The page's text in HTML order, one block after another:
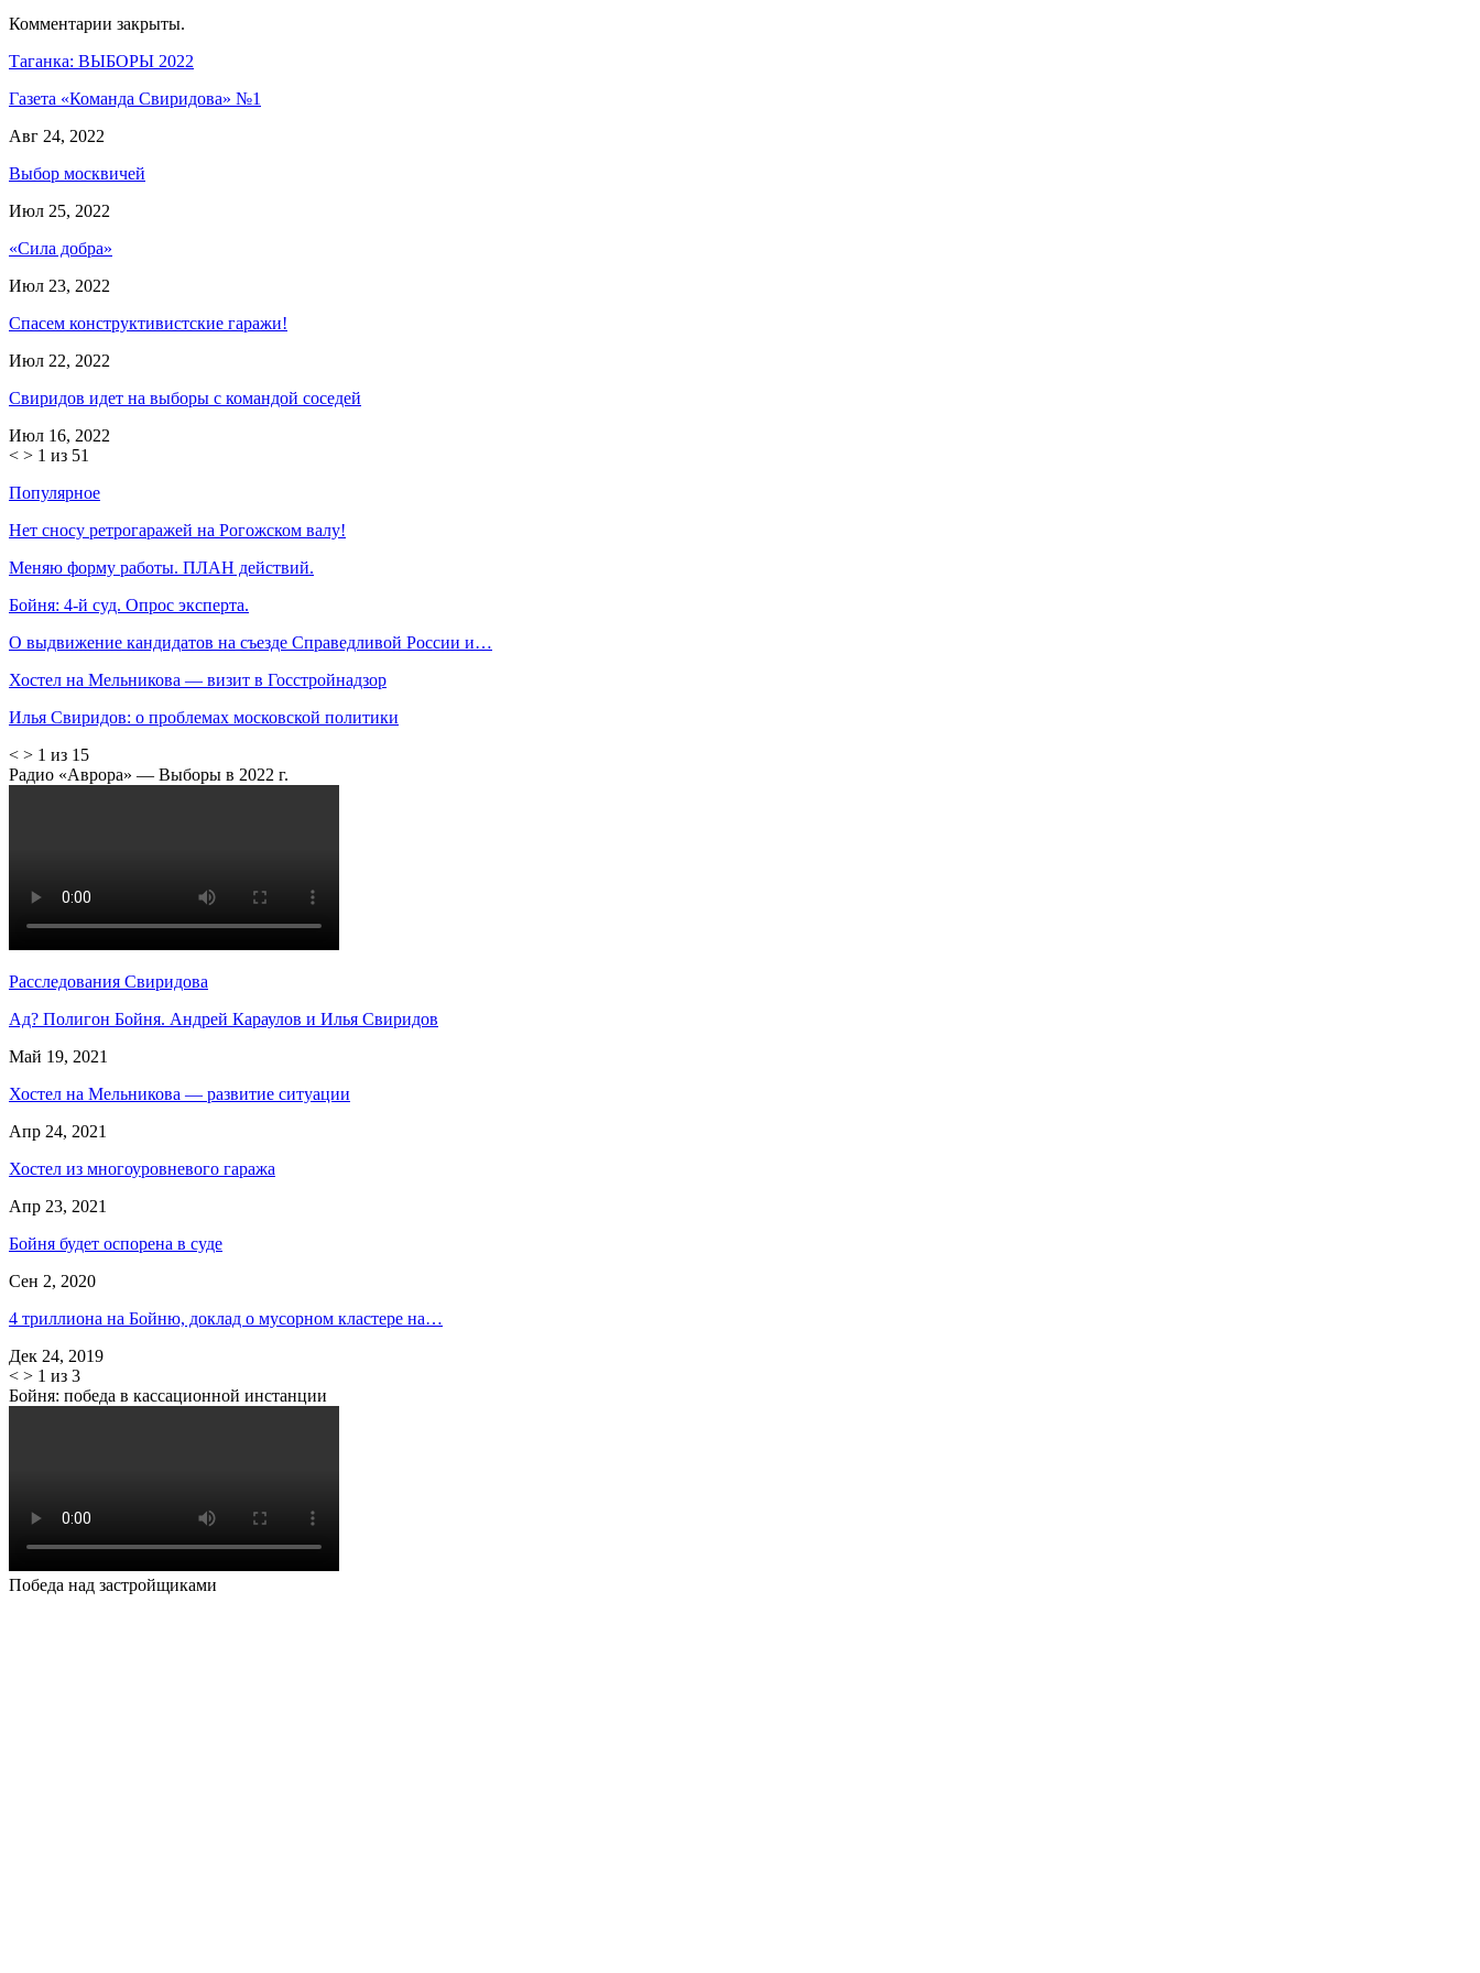
Комментарии закрыты.
Таганка: ВЫБОРЫ 2022
Газета «Команда Свиридова» №1
Авг 24, 2022
Выбор москвичей
Июл 25, 2022
«Сила добра»
Июл 23, 2022
Спасем конструктивистские гаражи!
Июл 22, 2022
Свиридов идет на выборы с командой соседей
Июл 16, 2022
< > 1 из 51
Популярное
Нет сносу ретрогаражей на Рогожском валу!
Меняю форму работы. ПЛАН действий.
Бойня: 4-й суд. Опрос эксперта.
О выдвижение кандидатов на съезде Справедливой России и…
Хостел на Мельникова — визит в Госстройнадзор
Илья Свиридов: о проблемах московской политики
< > 1 из 15
Радио «Аврора» — Выборы в 2022 г.
Расследования Свиридова
Ад? Полигон Бойня. Андрей Караулов и Илья Свиридов
Май 19, 2021
Хостел на Мельникова — развитие ситуации
Апр 24, 2021
Хостел из многоуровневого гаража
Апр 23, 2021
Бойня будет оспорена в суде
Сен 2, 2020
4 триллиона на Бойню, доклад о мусорном кластере на…
Дек 24, 2019
< > 1 из 3
Бойня: победа в кассационной инстанции
Победа над застройщиками